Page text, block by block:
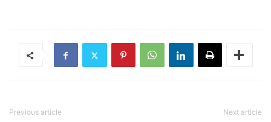
Previous article Next article